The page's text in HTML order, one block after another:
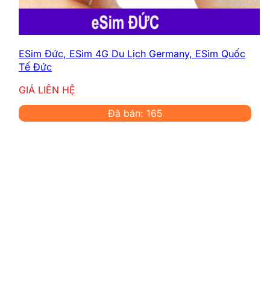
ESim Đức, ESim 4G Du Lịch Germany, ESim Quốc
Tế Đức
GIÁ LIÊN HỆ
Đã bán: 165